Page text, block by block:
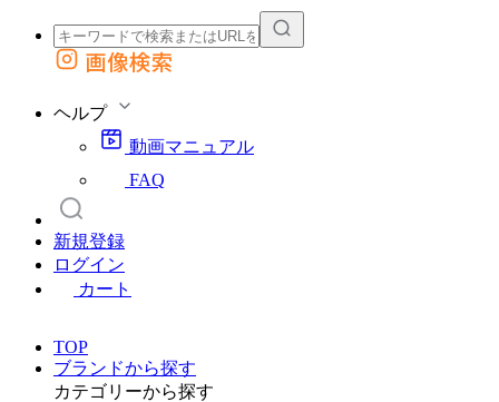
外部サイトの商品をカートに追加
画像検索
ヘルプ
動画マニュアル
FAQ
新規登録
ログイン
カート
TOP
ブランドから探す
カテゴリーから探す